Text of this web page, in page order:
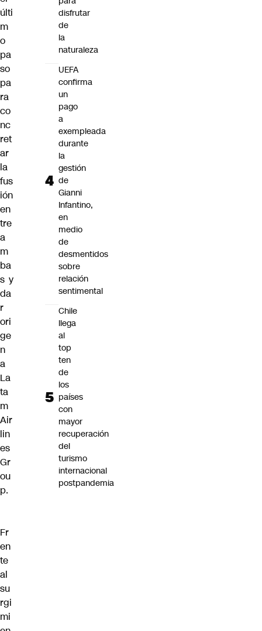
últi
m
o
pa
so
pa
ra
co
nc
ret
ar
la
fus
ión
en
tre
a
m
ba
s y
da
r
ori
ge
n
a
La
ta
m
Air
lin
es
Gr
ou
p.
Fr
en
te
al
su
rgi
mi
disfrutar
de
la
naturaleza
UEFA
confirma
un
pago
a
exempleada
durante
la
gestión
de
Gianni
Infantino,
en
medio
de
desmentidos
sobre
relación
sentimental
Chile
llega
al
top
ten
de
los
países
con
mayor
recuperación
del
turismo
internacional
postpandemia